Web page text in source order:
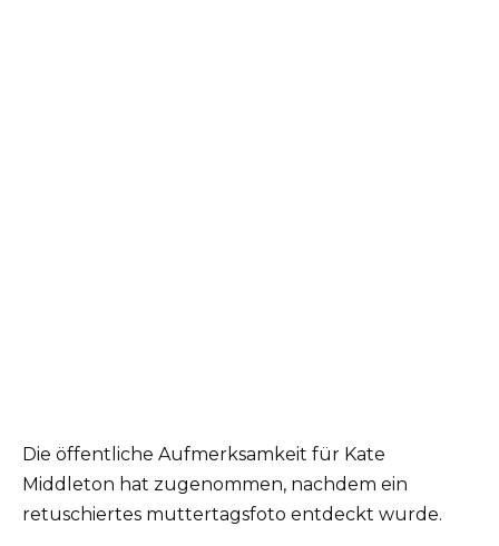
Die öffentliche Aufmerksamkeit für Kate
Middleton hat zugenommen, nachdem ein
retuschiertes muttertagsfoto entdeckt wurde.